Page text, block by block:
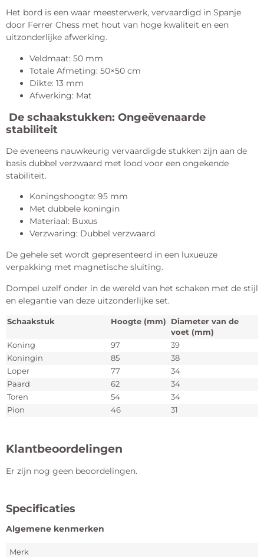
Het bord is een waar meesterwerk, vervaardigd in Spanje
door Ferrer Chess met hout van hoge kwaliteit en een
uitzonderlijke afwerking.
Veldmaat: 50 mm
Totale Afmeting: 50×50 cm
Dikte: 13 mm
Afwerking: Mat
De schaakstukken: Ongeëvenaarde
stabiliteit
De eveneens nauwkeurig vervaardigde stukken zijn aan de
basis dubbel verzwaard met lood voor een ongekende
stabiliteit.
Koningshoogte: 95 mm
Met dubbele koningin
Materiaal: Buxus
Verzwaring: Dubbel verzwaard
De gehele set wordt gepresenteerd in een luxueuze
verpakking met magnetische sluiting.
Dompel uzelf onder in de wereld van het schaken met de stijl
en elegantie van deze uitzonderlijke set.
Schaakstuk Hoogte (mm)
Diameter van de
voet (mm)
Koning
97
39
Koningin
85
38
Loper
77
34
Paard
62
34
Toren
54
34
Pion
46 31
Klantbeoordelingen
Er zijn nog geen beoordelingen.
Specificaties
Algemene kenmerken
Merk